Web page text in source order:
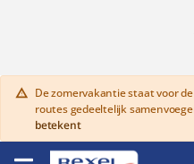
warning De zomervakantie staat voor
routes gedeeltelijk
betekent